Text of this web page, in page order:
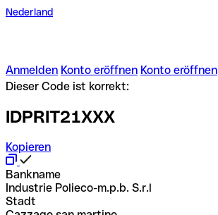
Nederland
Anmelden Konto eröffnen Konto eröffnen
Dieser Code ist korrekt:
IDPRIT21XXX
Kopieren
Bankname
Industrie Polieco-m.p.b. S.r.l
Stadt